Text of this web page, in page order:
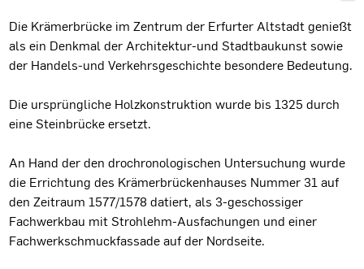
Die Krämerbrücke im Zentrum der Erfurter Altstadt genießt
als ein Denkmal der Architektur-und Stadtbaukunst sowie
der Handels-und Verkehrsgeschichte besondere Bedeutung.
Die ursprüngliche Holzkonstruktion wurde bis 1325 durch
eine Steinbrücke ersetzt.
An Hand der den drochronologischen Untersuchung wurde
die Errichtung des Krämerbrückenhauses Nummer 31 auf
den Zeitraum 1577/1578 datiert, als 3-geschossiger
Fachwerkbau mit Strohlehm-Ausfachungen und einer
Fachwerkschmuckfassade auf der Nordseite.